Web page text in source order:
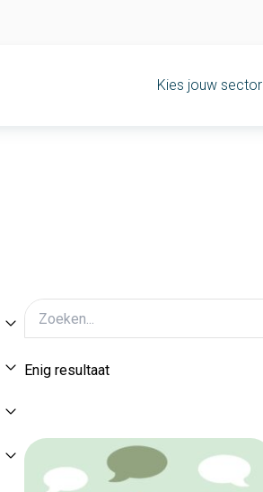
Kies jouw sector
Enig resultaat